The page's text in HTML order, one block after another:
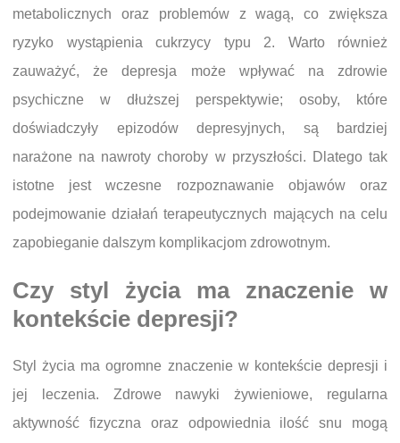
metabolicznych oraz problemów z wagą, co zwiększa
ryzyko wystąpienia cukrzycy typu 2. Warto również
zauważyć, że depresja może wpływać na zdrowie
psychiczne w dłuższej perspektywie; osoby, które
doświadczyły epizodów depresyjnych, są bardziej
narażone na nawroty choroby w przyszłości. Dlatego tak
istotne jest wczesne rozpoznawanie objawów oraz
podejmowanie działań terapeutycznych mających na celu
zapobieganie dalszym komplikacjom zdrowotnym.
Czy styl życia ma znaczenie w
kontekście depresji?
Styl życia ma ogromne znaczenie w kontekście depresji i
jej leczenia. Zdrowe nawyki żywieniowe, regularna
aktywność fizyczna oraz odpowiednia ilość snu mogą